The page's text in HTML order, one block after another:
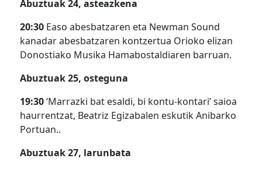
Abuztuak 24, asteazkena
20:30 Easo abesbatzaren eta Newman Sound
kanadar abesbatzaren kontzertua Orioko elizan
Donostiako Musika Hamabostaldiaren barruan.
Abuztuak 25, osteguna
19:30‘Marrazki bat esaldi, bi kontu-kontari’ saioa
haurrentzat, Beatriz Egizabalen eskutik Anibarko
Portuan..
Abuztuak 27, larunbata